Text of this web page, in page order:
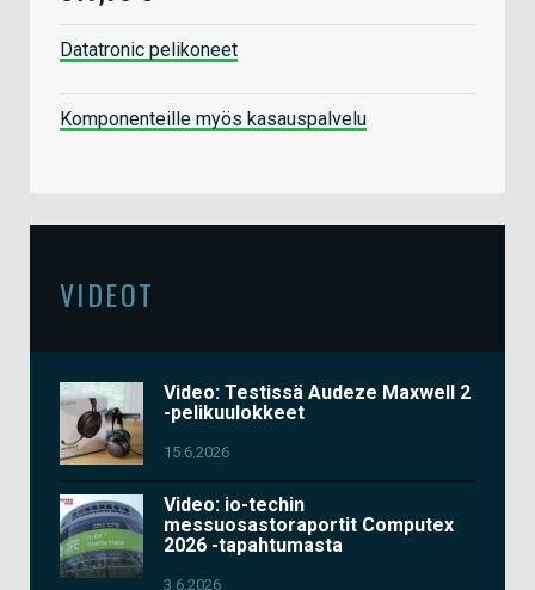
Datatronic pelikoneet
Komponenteille myös kasauspalvelu
VIDEOT
Video: Testissä Audeze Maxwell 2
-pelikuulokkeet
15.6.2026
Video: io-techin
messuosastoraportit Computex
2026 -tapahtumasta
3.6.2026